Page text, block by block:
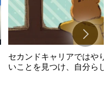
セカンドキャリアではやり
いことを見つけ、自分らし